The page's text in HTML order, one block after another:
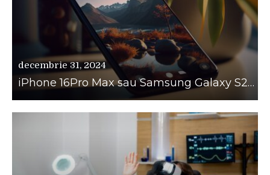
decembrie 31, 2024
iPhone 16Pro Max sau Samsung Galaxy S24 Ultra?